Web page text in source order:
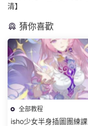
清】
猜你喜歡
全部教程
isho少女半身插圖團練課